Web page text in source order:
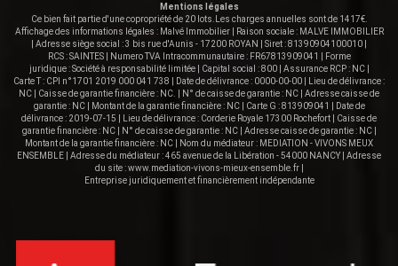
Mentions légales
Ce bien fait partie d'une copropriété de 20 lots.Les charges annuelles sont de 1417€.
Affichage des informations légales : Malvé Immobilier | Raison sociale : MALVE IMMOBILIER
| Adresse siège social : 3 bis rue d'Aunis - 17200 ROYAN | Siret : 81390904100010 |
RCS : SAINTES | Numero TVA Intracommunautaire : FR67813909041 | Forme
juridique : Société à responsabilité limitée | Capital social : 800 | Assurance RCP : NC |
Carte T : CPI n°1701 2019 000 041 738 | Date de délivrance : 0000-00-00 | Lieu de délivrance :
NC | Caisse de garantie financière : NC. | N° de caisse de garantie : NC | Adresse caisse de
garantie : NC | Montant de la garantie financière : NC | Carte G : 813909041 | Date de
délivrance : 2019-07-15 | Lieu de délivrance : Corderie Royale 17300 Rochefort | Caisse de
garantie financière : NC | N° de caisse de garantie : NC | Adresse caisse de garantie : NC |
Montant de la garantie financière : NC | Nom du médiateur : MEDIATION - VIVONS MEUX
ENSEMBLE | Adresse du médiateur : 465 avenue de la Libération - 54000 NANCY | Adresse
du site :www.mediation-vivons-mieux-ensemble.fr|
Entreprise juridiquement et financièrement indépendante